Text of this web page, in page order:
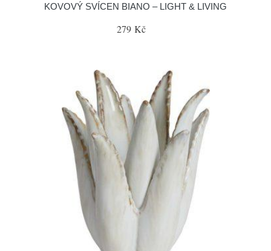
KOVOVÝ SVÍCEN BIANO – LIGHT & LIVING
279 Kč